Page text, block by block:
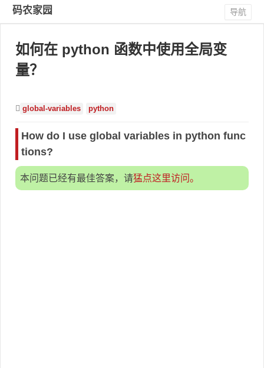
码农家园 导航
如何在 python 函数中使用全局变
量？
global-variables python
How do I use global variables in python func
tions?
本问题已经有最佳答案，请猛点这里访问。